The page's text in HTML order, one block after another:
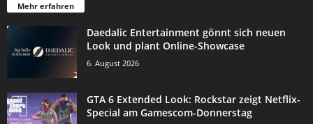
Mehr erfahren
Daedalic Entertainment gönnt sich neuen
Look und plant Online-Showcase
6. August 2026
GTA 6 Extended Look: Rockstar zeigt Netflix-
Special am Gamescom-Donnerstag